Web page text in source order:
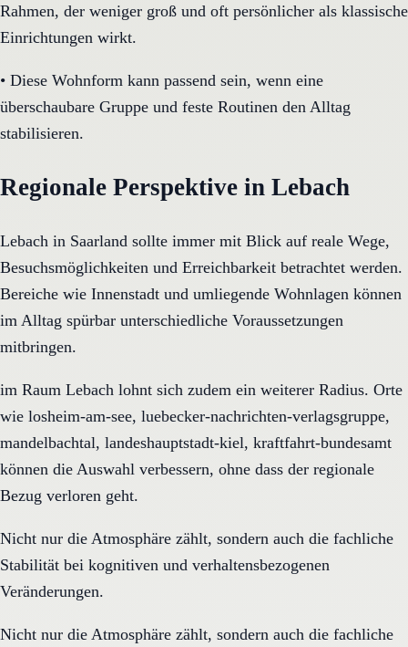
Rahmen, der weniger groß und oft persönlicher als klassische
Einrichtungen wirkt.
• Diese Wohnform kann passend sein, wenn eine
überschaubare Gruppe und feste Routinen den Alltag
stabilisieren.
Regionale Perspektive in Lebach
Lebach in Saarland sollte immer mit Blick auf reale Wege,
Besuchsmöglichkeiten und Erreichbarkeit betrachtet werden.
Bereiche wie Innenstadt und umliegende Wohnlagen können
im Alltag spürbar unterschiedliche Voraussetzungen
mitbringen.
im Raum Lebach lohnt sich zudem ein weiterer Radius. Orte
wie losheim-am-see, luebecker-nachrichten-verlagsgruppe,
mandelbachtal, landeshauptstadt-kiel, kraftfahrt-bundesamt
können die Auswahl verbessern, ohne dass der regionale
Bezug verloren geht.
Nicht nur die Atmosphäre zählt, sondern auch die fachliche
Stabilität bei kognitiven und verhaltensbezogenen
Veränderungen.
Nicht nur die Atmosphäre zählt, sondern auch die fachliche